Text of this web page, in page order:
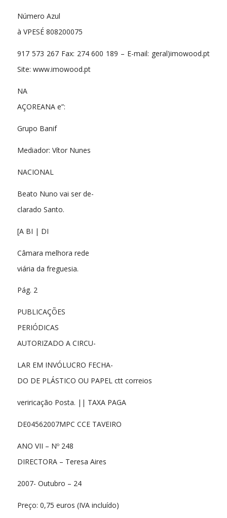
Número Azul
à VPESÉ 808200075
917 573 267 Fax: 274 600 189 – E-mail: geral)imowood.pt
Site: www.imowood.pt
NA
AÇOREANA e”:
Grupo Banif
Mediador: Vítor Nunes
NACIONAL
Beato Nuno vai ser de-
clarado Santo.
[A BI | DI
Câmara melhora rede
viária da freguesia.
Pág. 2
PUBLICAÇÕES
PERIÓDICAS
AUTORIZADO A CIRCU-
LAR EM INVÓLUCRO FECHA-
DO DE PLÁSTICO OU PAPEL ctt correios
veriricação Posta. || TAXA PAGA
DE04562007MPC CCE TAVEIRO
ANO VII – Nº 248
DIRECTORA – Teresa Aires
2007- Outubro – 24
Preço: 0,75 euros (IVA incluído)